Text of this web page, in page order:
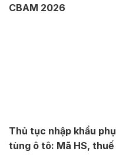
CBAM 2026
Thủ tục nhập khẩu phụ
tùng ô tô: Mã HS, thuế